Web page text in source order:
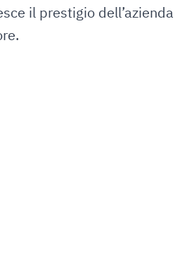
il prestigio dell’azienda